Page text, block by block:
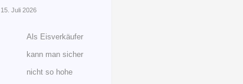
15. Juli 2026
Als Eisverkäufer
kann man sicher
nicht so hohe